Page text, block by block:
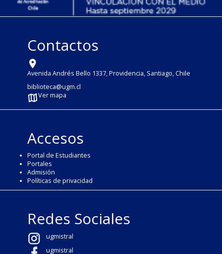
Contactos
Avenida Andrés Bello 1337, Providencia, Santiago, Chile
biblioteca@ugm.cl
Ver mapa
Accesos
Portal de Estudiantes
Portales
Admisión
Políticas de privacidad
Redes Sociales
ugmistral
ugmistral